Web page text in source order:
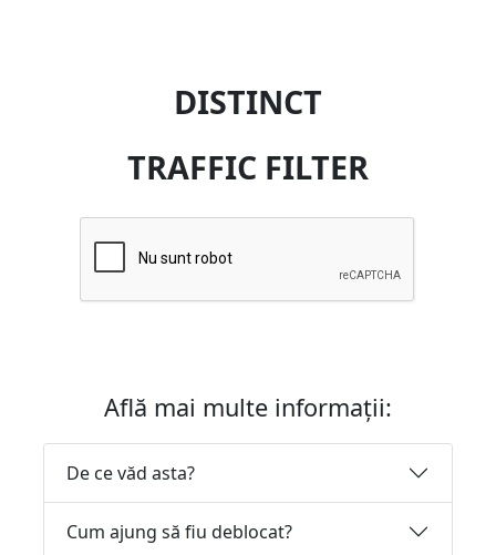
DISTINCT
TRAFFIC FILTER
Află mai multe informații:
De ce văd asta?
Cum ajung să fiu deblocat?